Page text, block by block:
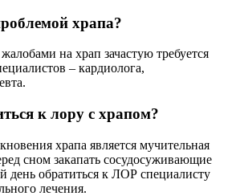
храпа?
на храп зачастую требуется
– кардиолога,
к лору с храпом?
храпа является мучительная
сном закапать сосудосуживающие
день обратиться к ЛОР специалисту
лечения.